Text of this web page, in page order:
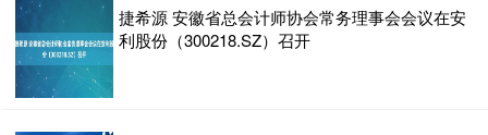
捷希源 安徽省总会计师协会常务理事会会议在安
利股份（300218.SZ）召开